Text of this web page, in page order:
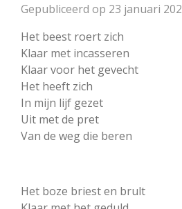
Gepubliceerd op 23 januari
Het beest roert zich
Klaar met incasseren
Klaar voor het gevecht
Het heeft zich
In mijn lijf gezet
Uit met de pret
Van de weg die beren
Het boze briest en brult